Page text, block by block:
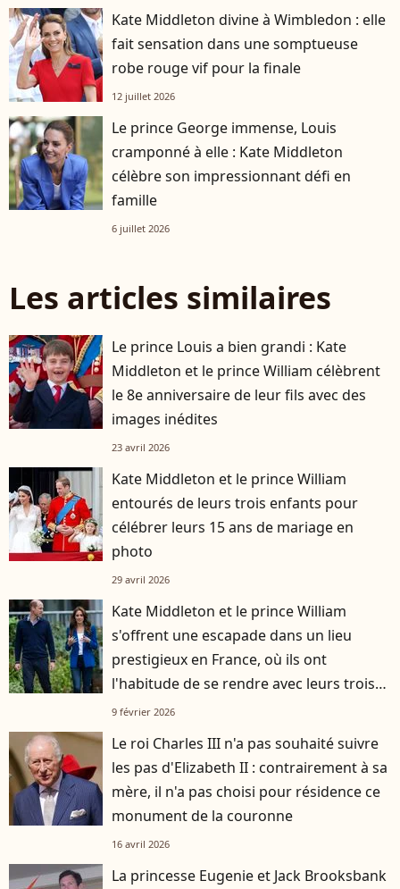
Kate Middleton divine à Wimbledon : elle
fait sensation dans une somptueuse
robe rouge vif pour la finale
12 juillet 2026
Le prince George immense, Louis
cramponné à elle : Kate Middleton
célèbre son impressionnant défi en
famille
6 juillet 2026
Les articles similaires
Le prince Louis a bien grandi : Kate
Middleton et le prince William célèbrent
le 8e anniversaire de leur fils avec des
images inédites
23 avril 2026
Kate Middleton et le prince William
entourés de leurs trois enfants pour
célébrer leurs 15 ans de mariage en
photo
29 avril 2026
Kate Middleton et le prince William
s'offrent une escapade dans un lieu
prestigieux en France, où ils ont
l'habitude de se rendre avec leurs trois
enfants
9 février 2026
Le roi Charles III n'a pas souhaité suivre
les pas d'Elizabeth II : contrairement à sa
mère, il n'a pas choisi pour résidence ce
monument de la couronne
16 avril 2026
La princesse Eugenie et Jack Brooksbank